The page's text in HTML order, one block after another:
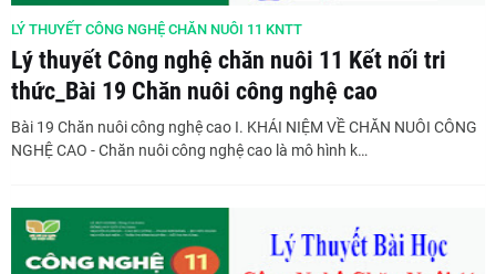
LÝ THUYẾT CÔNG NGHỆ CHĂN NUÔI 11 KNTT
Lý thuyết Công nghệ chăn nuôi 11 Kết nối tri
thức_Bài 19 Chăn nuôi công nghệ cao
Bài 19 Chăn nuôi công nghệ cao I. KHÁI NIỆM VỀ CHĂN NUÔI CÔNG
NGHỆ CAO - Chăn nuôi công nghệ cao là mô hình k…